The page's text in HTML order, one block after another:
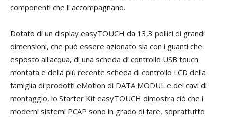
componenti che li accompagnano.
Dotato di un display easyTOUCH da 13,3 pollici di grandi
dimensioni, che può essere azionato sia con i guanti che
esposto all'acqua, di una scheda di controllo USB touch
montata e della più recente scheda di controllo LCD della
famiglia di prodotti eMotion di DATA MODUL e dei cavi di
montaggio, lo Starter Kit easyTOUCH dimostra ciò che i
moderni sistemi PCAP sono in grado di fare, soprattutto